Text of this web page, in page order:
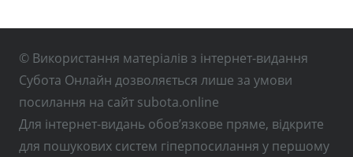
© Використання матеріалів з інтернет-видання
Субота Онлайн дозволяється лише за умови
посилання на сайт subota.online
Для інтернет-видань обов’язкове пряме, відкрите
для пошукових систем гіперпосилання у першому